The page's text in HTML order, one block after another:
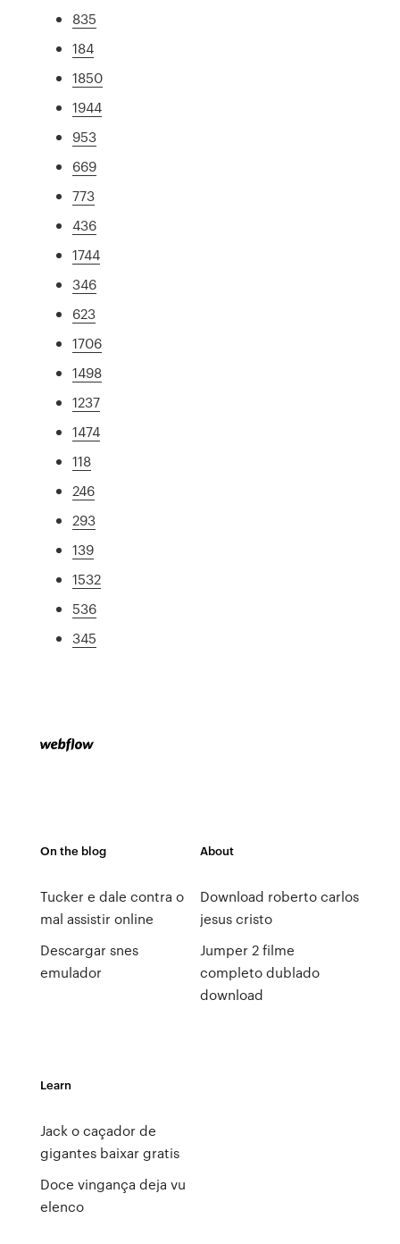
835
184
1850
1944
953
669
773
436
1744
346
623
1706
1498
1237
1474
118
246
293
139
1532
536
345
On the blog
Tucker e dale contra o
mal assistir online
Descargar snes
emulador
About
Download roberto carlos
jesus cristo
Jumper 2 filme
completo dublado
download
Learn
Jack o caçador de
gigantes baixar gratis
Doce vingança deja vu
elenco